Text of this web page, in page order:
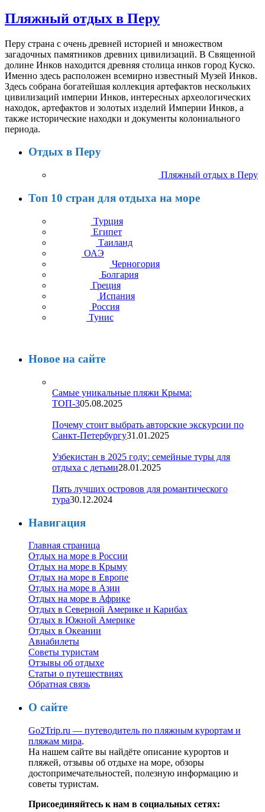
Пляжный отдых в Перу
Перу страна с очень древней историей и множеством
загадочных памятников древних цивилизаций. В Священной
долине Инков находится древняя столица инков город Куско.
Именно здесь расположен всемирно известный Музей Инков.
Здесь собрана богатейшая коллекция артефактов нескольких
цивилизаций империи Инков, интересных археологических
находок, артефактов и золотых изделий Империи Инков, а
также исторические находки и документы колониального
периода.
Отдых в Перу
Пляжный отдых в Перу
Топ 10 стран для отдыха на море
Турция
Египет
Таиланд
ОАЭ
Черногория
Болгария
Греция
Испания
Россия
Тунис
Новое на сайте
Самые уникальные пляжи Крыма:
ТОП-305.08.2025
Почему стоит выбрать авторские экскурсии по
Санкт-Петербургу31.01.2025
Узбекистан в 2025 году: семейные туры для
отдыха с детьми28.01.2025
Пять лучших островов для романтического
тура30.12.2024
Навигация
Главная страница
Отдых на море в России
Отдых на море в Крыму
Отдых на море в Европе
Отдых на море в Азии
Отдых на море в Африке
Отдых в Северной Америке и Карибах
Отдых в Южной Америке
Отдых в Океании
Авиабилеты
Советы туристам
Отзывы об отдыхе
Статьи о путешествиях
Обратная связь
О сайте
Go2Trip.ru — путеводитель по пляжным курортам и
пляжам мира.
На нашем сайте вы найдёте описание курортов и
пляжей, отзывы об отдыхе на море, обзоры
достопримечательностей, полезную информацию и
советы туристам.
Присоединяйтесь к нам в социальных сетях: